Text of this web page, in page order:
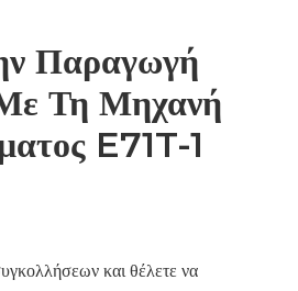
Παραγωγή
Τη Μηχανή
E71T-1
και θέλετε να